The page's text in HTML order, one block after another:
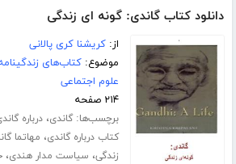
دانلود کتاب گاندی: گونه ای زندگی
از:کریشنا کری پالانی
موضوع:کتاب‌های
علوم اجتماعی
۲۱۴ صفحه
برچسب‌ها:گاندی،درباره
کتاب درباره گاندی، مهاتما
زندگی، سیاست مدار هندی،